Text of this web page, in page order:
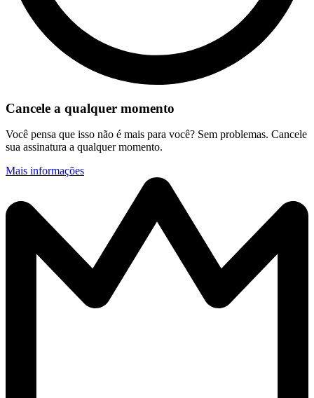
Cancele a qualquer momento
Você pensa que isso não é mais para você? Sem problemas. Cancele
sua assinatura a qualquer momento.
Mais informações